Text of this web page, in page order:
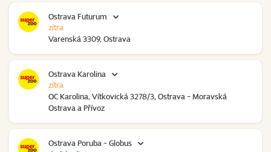
Ostrava Futurum
Varenská 3309, Ostrava
zítra
Ostrava Karolina
OC Karolina, Vítkovická 3278/3, Ostrava - Moravská
Ostrava a Přívoz
zítra
Ostrava Poruba - Globus